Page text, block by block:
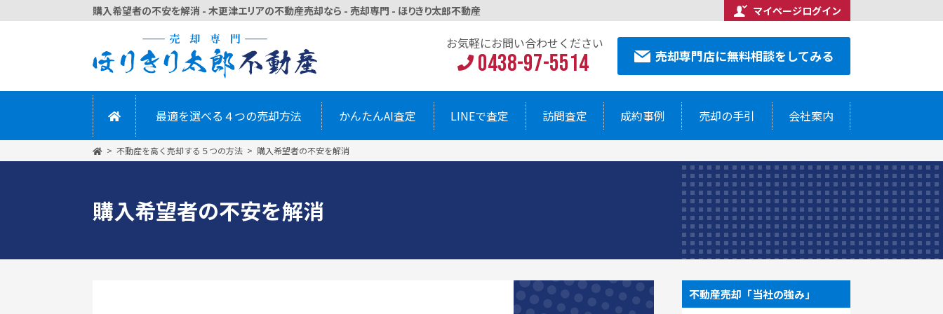
購入希望者の不安を解消 - 木更津エリアの不動産売却なら - 売却専門 - ほりきり太郎不動産 マイページログイン
お気軽にお問い合わせください
0438-97-5514 売却専門店に無料相談をしてみる
0438-97-5514 売却専門店に無料相談をしてみる
最適を選べる４つの売却方法 かんたんAI査定 LINEで査定 訪問査定 成約事例 売却の手引 会社案内
不動産を高く売却する５つの方法 購入希望者の不安を解消
購入希望者の不安を解消
不動産売却「当社の強み」